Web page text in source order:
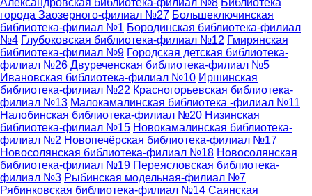
Александровская библиотека-филиал №8 Библиотека
города Заозерного-филиал №27 Большеключинская
библиотека-филиал №1 Бородинская библиотека-филиал
№4 Глубоковская библиотека-филиал №12 Гмирянская
библиотека-филиал №9 Городская детская библиотека-
филиал №26 Двуреченская библиотека-филиал №5
Ивановская библиотека-филиал №10 Иршинская
библиотека-филиал №22 Красногорьевская библиотека-
филиал №13 Малокамалинская библиотека -филиал №11
Налобинская библиотека-филиал №20 Низинская
библиотека-филиал №15 Новокамалинская библиотека-
филиал №2 Новопечёрская библиотека-филиал №17
Новосолянская библиотека-филиал №18 Новосолянская
библиотека-филиал №19 Переясловская библиотека-
филиал №3 Рыбинская модельная-филиал №7
Рябинковская библиотека-филиал №14 Саянская